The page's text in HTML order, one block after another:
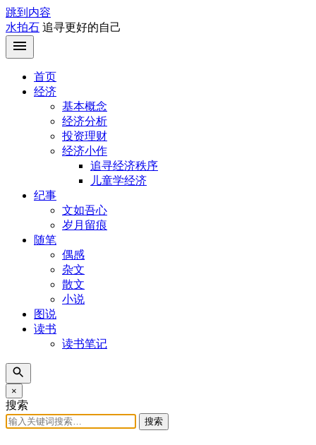
跳到内容
水拍石 追寻更好的自己
首页
经济
基本概念
经济分析
投资理财
经济小作
追寻经济秩序
儿童学经济
纪事
文如吾心
岁月留痕
随笔
偶感
杂文
散文
小说
图说
读书
读书笔记
×
搜索
搜索